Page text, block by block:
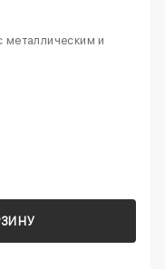
металлическим и